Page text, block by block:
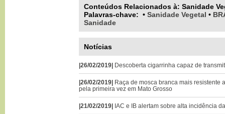
Conteúdos Relacionados à: Sanidade
Palavras-chave: • Sanidade Vegetal •
Sanidade
Notícias
|26/02/2019| Descoberta cigarrinha capaz de
|26/02/2019| Raça de mosca branca mais resistente
pela primeira vez em Mato Grosso
|21/02/2019| IAC e IB alertam sobre alta incidência